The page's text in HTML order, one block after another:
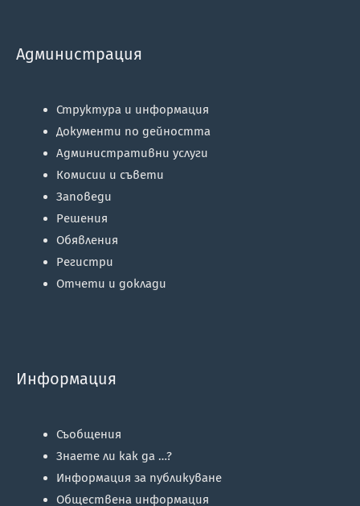
Администрация
Структура и информация
Документи по дейността
Административни услуги
Комисии и съвети
Заповеди
Решения
Обявления
Регистри
Отчети и доклади
Информация
Съобщения
Знаете ли как да …?
Информация за публикуване
Обществена информация